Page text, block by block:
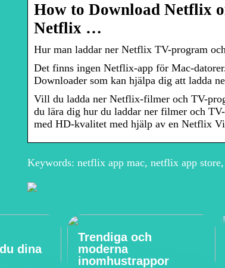
How to Download Netflix
Netflix …
Hur man laddar ner Netflix TV-program
Det finns ingen Netflix-app för Mac-
Downloader som kan hjälpa dig att ladda
Vill du ladda ner Netflix-filmer och TV-
du lära dig hur du laddar ner filmer och
med HD-kvalitet med hjälp av en Netflix
Keywords: netflix app mac, netflix app
dina
Trendiga och
moderna
inomhustrappor